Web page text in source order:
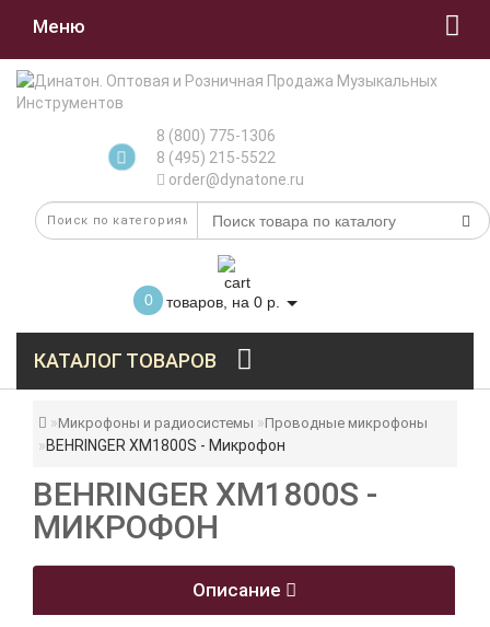
Меню
8 (800) 775-1306
8 (495) 215-5522
order@dynatone.ru
0 товаров, на 0 р.
КАТАЛОГ ТОВАРОВ
Микрофоны и радиосистемы Проводные микрофоны
BEHRINGER XM1800S - Микрофон
BEHRINGER XM1800S -
МИКРОФОН
Описание